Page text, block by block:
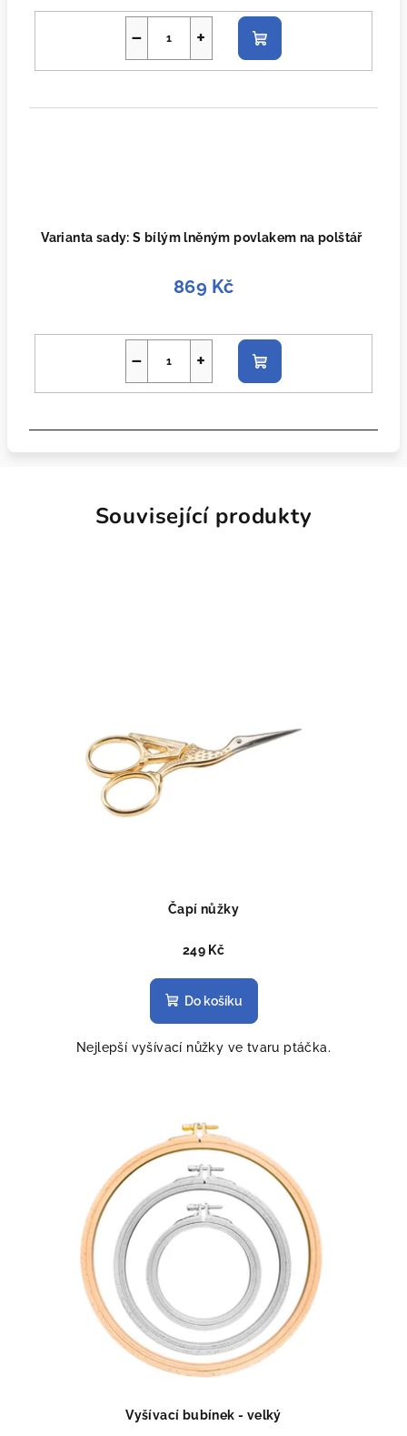
+
−
Do
košíku
Varianta sady: S bílým lněným povlakem na polštář
869 Kč
+
−
Do
košíku
Související produkty
Čapí nůžky
249 Kč
Do košíku
Nejlepší vyšívací nůžky ve tvaru ptáčka.
Vyšívací bubínek - velký